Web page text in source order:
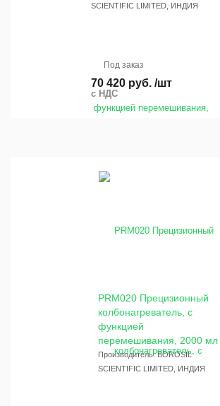
SCIENTIFIC LIMITED, ИНДИЯ
Под заказ
70 420 руб. /шт
с НДС
PRM020 Прецизионный
колбонагреватель, с
функцией
перемешивания, 2000 мл
Производитель: BOROSIL
SCIENTIFIC LIMITED, ИНДИЯ